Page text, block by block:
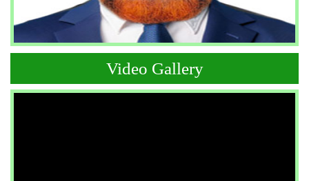
Video Gallery